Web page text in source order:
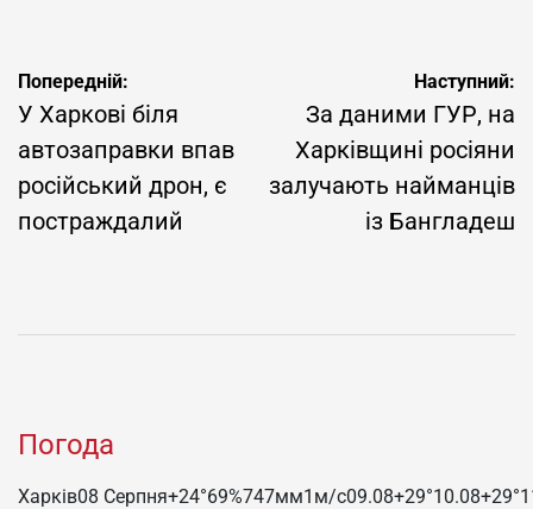
Навігація
записів
Попередній:
У Харкові біля
автозаправки впав
російський дрон, є
постраждалий
Наступний:
За даними ГУР, на
Харківщині росіяни
залучають найманців
із Бангладеш
Погода
Харків08 Серпня+24°69%747мм1 м/c09.08+29°10.08+29°